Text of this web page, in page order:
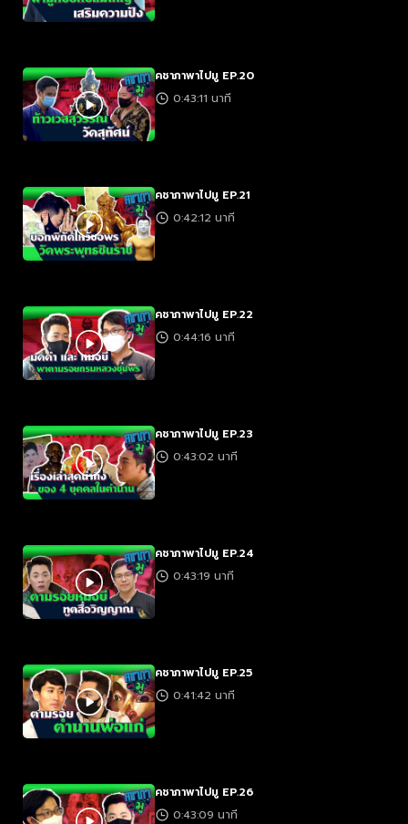
คชาภาพาไปมู EP.20
0:43:11 นาที
คชาภาพาไปมู EP.21
0:42:12 นาที
คชาภาพาไปมู EP.22
0:44:16 นาที
คชาภาพาไปมู EP.23
0:43:02 นาที
คชาภาพาไปมู EP.24
0:43:19 นาที
คชาภาพาไปมู EP.25
0:41:42 นาที
คชาภาพาไปมู EP.26
0:43:09 นาที